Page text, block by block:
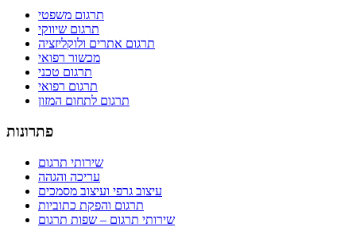
תרגום משפטי
תרגום שיווקי
תרגום אתרים ולוקליזציה
מכשור רפואי
תרגום טכני
תרגום רפואי
תרגום לתחום המזון
פתרונות
שירותי תרגום
עריכה והגהה
עיצוב גרפי ועיצוב מסמכים
תרגום והפקת כתוביות
שירותי תרגום – שפות תרגום